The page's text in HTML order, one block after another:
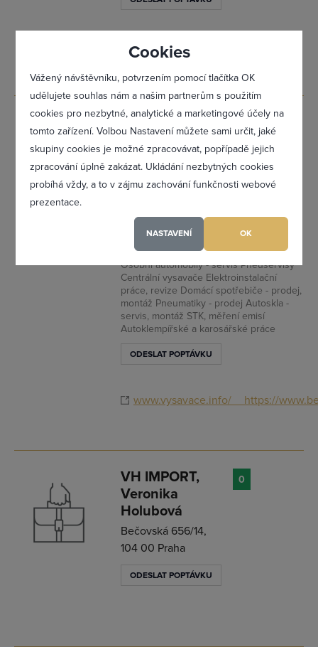
Cookies
Vážený návštěvníku, potvrzením pomocí tlačítka OK
udělujete souhlas nám a našim partnerům s použitím
cookies pro nezbytné, analytické a marketingové účely na
tomto zařízení. Volbou Nastavení můžete sami určit, jaké
skupiny cookies je možné zpracovávat, popřípadě jejich
zpracování úplně zakázat. Ukládání nezbytných cookies
probíhá vždy, a to v zájmu zachování funkčnosti webové
prezentace.
NASTAVENÍ OK
www.tufol.cz
AUTOSERVIS
A
PNEUSERVIS
ADAM,
Lubomír Adam
63700 Brno -
Jundrov
Osobní automobily - servis Pneuservisy
Centrální vysavače Elektroinstalační
práce, revize Domácí spotřebiče - prodej,
montáž Pneumatiky - prodej Autoskla -
servis, montáž STK, měření emisí
Autoklempířské a karosářské práce
ODESLAT POPTÁVKU
www.vysavace.info/__https://
VH IMPORT,
Veronika
Holubová
Bečovská 656/14,
104 00 Praha
ODESLAT POPTÁVKU
0
Zapomněl(a) jsem heslo
Registrovat se
Maximální zviditelnění ve výpisu firem
Profesionální přístup k Vám i Vaší firmě
Vždy aktuální prezentace Vaší firmy